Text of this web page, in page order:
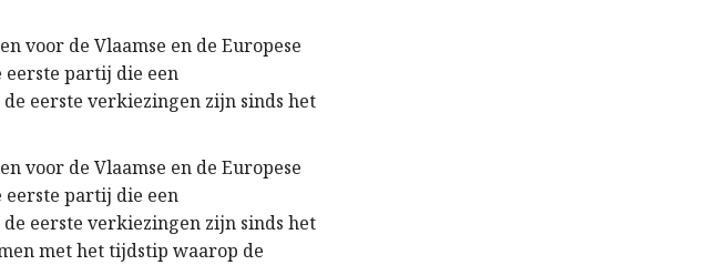
voor de Vlaamse en de Europese
eerste partij die een
eerste verkiezingen zijn sinds het
voor de Vlaamse en de Europese
eerste partij die een
eerste verkiezingen zijn sinds het
met het tijdstip waarop de